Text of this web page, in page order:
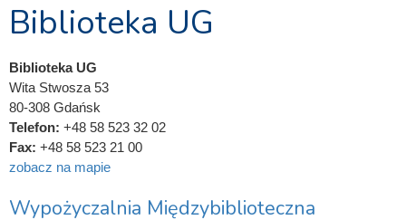
Biblioteka UG
Biblioteka UG
Wita Stwosza 53
80-308 Gdańsk
Telefon: +48 58 523 32 02
Fax: +48 58 523 21 00
zobacz na mapie
Wypożyczalnia Międzybiblioteczna